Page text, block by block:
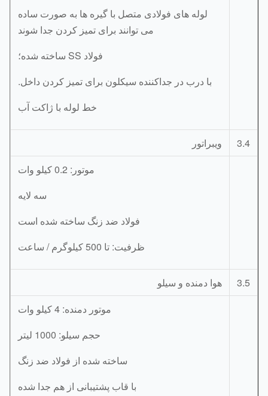
لوله های فولادی متصل با گیره ها به صورت ساده
می توانند برای تمیز کردن جدا شوند
فولاد SS ساخته شده؛
با درب در جداکننده سیکلون برای تمیز کردن داخل.
خط لوله با ژاکت آب
ویبراتور
موتور: 0.2 کیلو وات
سه لایه
فولاد ضد زنگ ساخته شده است
ظرفیت: تا 500 کیلوگرم / ساعت
هوا دمنده و سیلو
موتور دمنده: 4 کیلو وات
حجم سیلو: 1000 لیتر
ساخته شده از فولاد ضد زنگ
با قاب پشتیبانی از هم جدا شده